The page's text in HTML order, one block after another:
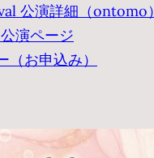
公演詳細（ontomo）
演ページ
お申込み）